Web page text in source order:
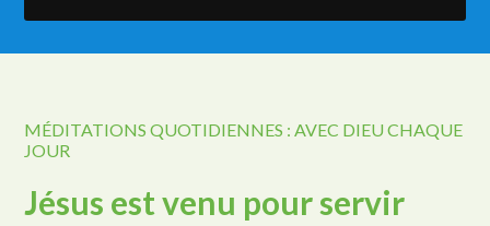
MÉDITATIONS QUOTIDIENNES : AVEC DIEU CHAQUE
JOUR
Jésus est venu pour servir